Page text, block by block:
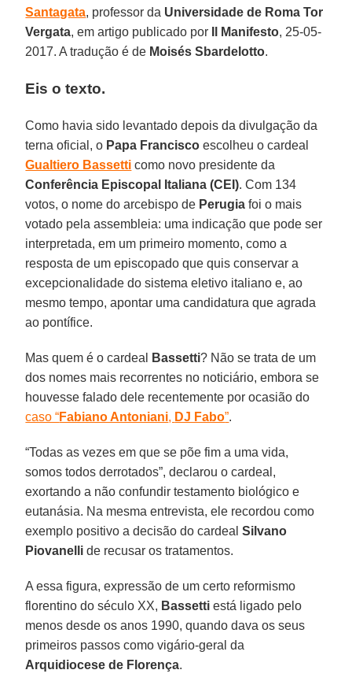
Santagata, professor da Universidade de Roma Tor
Vergata, em artigo publicado por Il Manifesto, 25-05-
2017. A tradução é de Moisés Sbardelotto.
Eis o texto.
Como havia sido levantado depois da divulgação da
terna oficial, o Papa Francisco escolheu o cardeal
Gualtiero Bassetti como novo presidente da
Conferência Episcopal Italiana (CEI). Com 134
votos, o nome do arcebispo de Perugia foi o mais
votado pela assembleia: uma indicação que pode ser
interpretada, em um primeiro momento, como a
resposta de um episcopado que quis conservar a
excepcionalidade do sistema eletivo italiano e, ao
mesmo tempo, apontar uma candidatura que agrada
ao pontífice.
Mas quem é o cardeal Bassetti? Não se trata de um
dos nomes mais recorrentes no noticiário, embora se
houvesse falado dele recentemente por ocasião do
caso “Fabiano Antoniani, DJ Fabo”.
“Todas as vezes em que se põe fim a uma vida,
somos todos derrotados”, declarou o cardeal,
exortando a não confundir testamento biológico e
eutanásia. Na mesma entrevista, ele recordou como
exemplo positivo a decisão do cardealSilvano
Piovanelli de recusar os tratamentos.
A essa figura, expressão de um certo reformismo
florentino do século XX, Bassetti está ligado pelo
menos desde os anos 1990, quando dava os seus
primeiros passos como vigário-geral da
Arquidiocese de Florença.